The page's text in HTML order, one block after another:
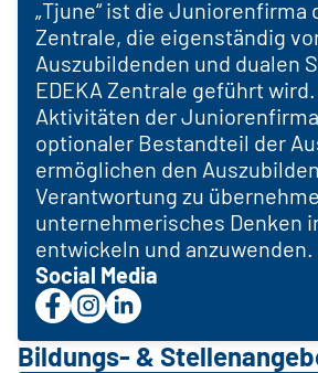
„Tjune“ ist die Juniorenfirma
Zentrale, die eigenständig
Auszubildenden und dualen
EDEKA Zentrale geführt wird.
Aktivitäten der
optionaler Bestandteil der
ermöglichen den
Verantwortung zu
unternehmerisches Denken
entwickeln und anzuwenden.
Social Media
Bildungs- &